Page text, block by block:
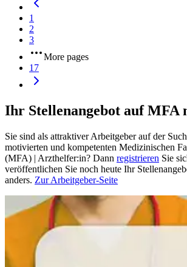
1
2
3
More pages
17
Ihr Stellenangebot auf MFA
Sie sind als attraktiver Arbeitgeber auf der
motivierten und kompetenten Medizinischen
(MFA) | Arzthelfer:in? Dann registrieren Sie
veröffentlichen Sie noch heute Ihr
anders. Zur Arbeitgeber-Seite